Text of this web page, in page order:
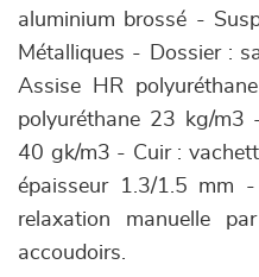
aluminium brossé -
Métalliques - Dossier :
Assise HR
polyuréthane 23 kg/m3
40 gk/m3 - Cuir :
épaisseur 1.3/1.5 mm
relaxation manuelle
accoudoirs.